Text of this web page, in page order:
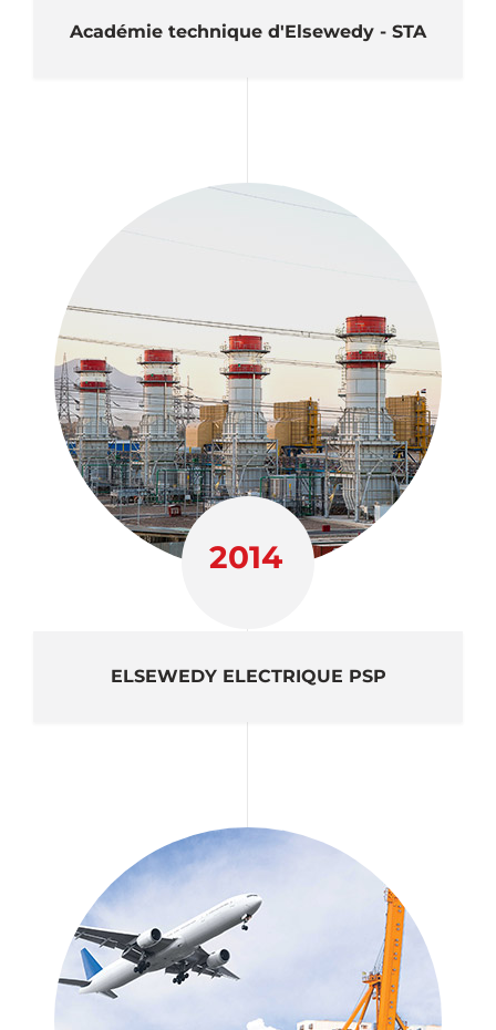
Académie technique d'Elsewedy - STA
2014
ELSEWEDY ELECTRIQUE PSP